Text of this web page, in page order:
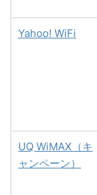
Yahoo! WiFi
UQ WiMAX（キ
ャンペーン）